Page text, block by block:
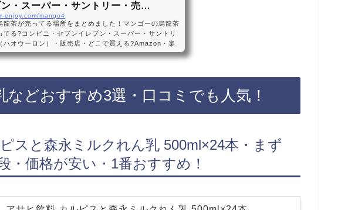
・スーパー・サントリー・売…
enjoy.com/mango4
龍茶が売ってる場所をまとめました！マンゴーの烏龍茶
てる?コンビニ・セブンイレブン・スーパー・サントリ
ハオウーロン）・販売店・どこで買える?Amazon・楽
い?マンゴーの烏龍茶は、セブンイレブンなどのコンビ
好烏龍（ハオウーロン） マンゴー＆マンダリンティーエ
などおすすめ3選・口コミでも人気！
スと森永ミルクれん乳 500ml×24本・まず
・価格が安い・1番おすすめ！